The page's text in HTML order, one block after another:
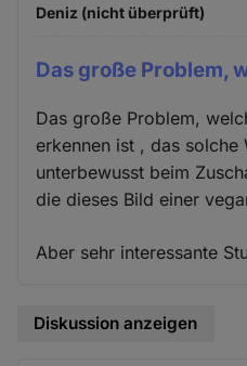
Deniz (nicht überprüft)
Das große Problem,
Das große Problem,
erkennen ist , das solche
unterbewusst beim
die dieses Bild einer
Aber sehr interessante
Diskussion anzeigen